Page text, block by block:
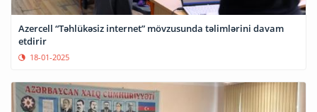
Azercell “Təhlükəsiz internet” mövzusunda təlimlərini davam
etdirir
18-01-2025